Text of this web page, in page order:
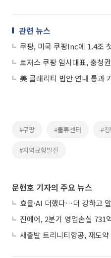
관련 뉴스
쿠팡, 미국 쿠팡Inc에 1.4조
#쿠팡 #물류센터 #
#지역균형발전
문현호 기자의 주요 뉴스